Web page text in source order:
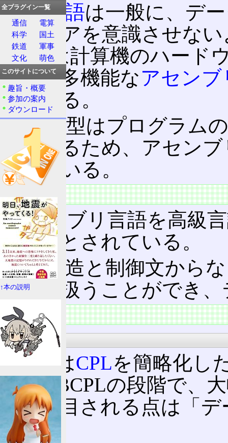
高級言語は一般に、デ
ドウェアを意識させな
BCPLは計算機のハード
れは、多機能なアセンブ
もできる。
データ型はプログラム
現できるため、アセン
なっている。
アセンブリ言語を高級
た言語とされている。
制御構造と制御文から
ター
を扱うことができ
変遷
CPL→BCPL
BCPLはCPLを簡略化し
CPL→BCPLの段階で、
特に注目される点は「
ある。
全プラグイン一覧
通信
電算
科学
国土
鉄道
軍事
文化
萌色
このサイトについて
趣旨・概要
参加の案内
ダウンロード
↑本の説明